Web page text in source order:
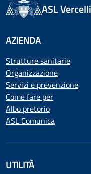
ASL Vercelli
AZIENDA
Strutture sanitarie
Organizzazione
Servizi e prevenzione
Come fare per
Albo pretorio
ASL Comunica
UTILITÀ